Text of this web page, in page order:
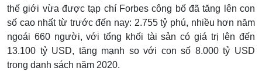
thế giới vừa được tạp chí Forbes công bố đã tăng lên con
số cao nhất từ trước đến nay: 2.755 tỷ phú, nhiều hơn năm
ngoái 660 người, với tổng khối tài sản có giá trị lên đến
13.100 tỷ USD, tăng mạnh so với con số 8.000 tỷ USD
trong danh sách năm 2020.